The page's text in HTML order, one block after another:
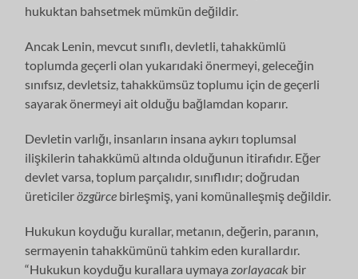
hukuktan bahsetmek mümkün değildir.
Ancak Lenin, mevcut sınıflı, devletli, tahakkümlü
toplumda geçerli olan yukarıdaki önermeyi, geleceğin
sınıfsız, devletsiz, tahakkümsüz toplumu için de geçerli
sayarak önermeyi ait olduğu bağlamdan koparır.
Devletin varlığı, insanların insana aykırı toplumsal
ilişkilerin tahakkümü altında olduğunun itirafıdır. Eğer
devlet varsa, toplum parçalıdır, sınıflıdır; doğrudan
üreticilerözgürce birleşmiş, yani komünalleşmiş değildir.
Hukukun koyduğu kurallar, metanın, değerin, paranın,
sermayenin tahakkümünü tahkim eden kurallardır.
“Hukukun koyduğu kurallara uymaya zorlayacak bir